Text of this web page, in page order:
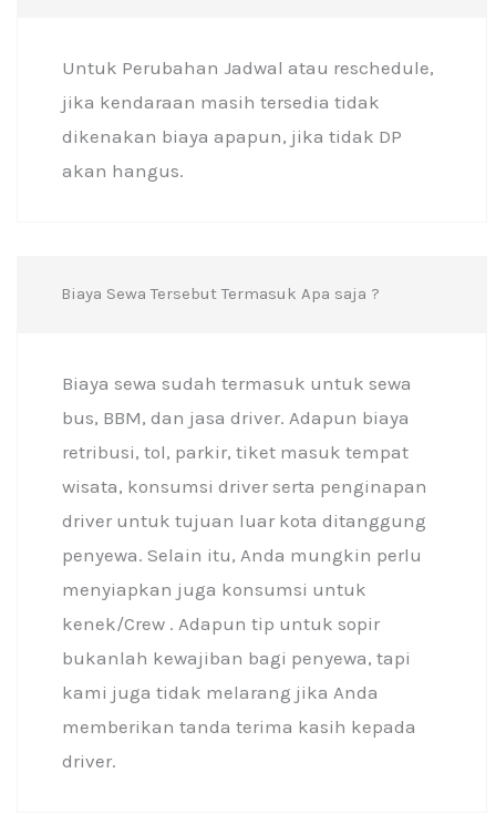
Untuk Perubahan Jadwal atau reschedule,
jika kendaraan masih tersedia tidak
dikenakan biaya apapun, jika tidak DP
akan hangus.
Biaya Sewa Tersebut Termasuk Apa saja ?
Biaya sewa sudah termasuk untuk sewa
bus, BBM, dan jasa driver. Adapun biaya
retribusi, tol, parkir, tiket masuk tempat
wisata, konsumsi driver serta penginapan
driver untuk tujuan luar kota ditanggung
penyewa. Selain itu, Anda mungkin perlu
menyiapkan juga konsumsi untuk
kenek/Crew . Adapun tip untuk sopir
bukanlah kewajiban bagi penyewa, tapi
kami juga tidak melarang jika Anda
memberikan tanda terima kasih kepada
driver.